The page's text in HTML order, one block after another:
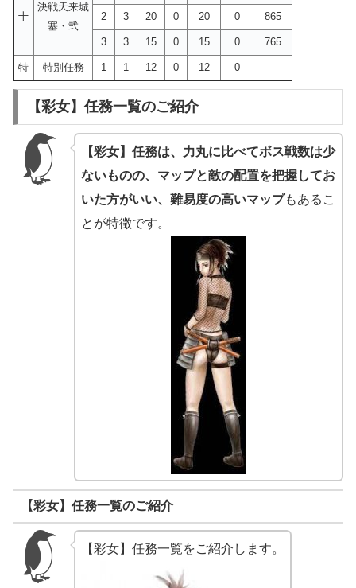
十
決戦天来城
塞・弐
2 3 20 0 20 0 865
3 3 15 0 15 0 765
特 特別任務 1 1 12 0 12 0
【彩女】任務一覧のご紹介
【彩女】任務は、力丸に比べてボス戦数は少
ないものの、マップと敵の配置を把握してお
いた方がいい、難易度の高いマップもあるこ
とが特徴です。
【彩女】任務一覧のご紹介
【彩女】任務一覧をご紹介します。